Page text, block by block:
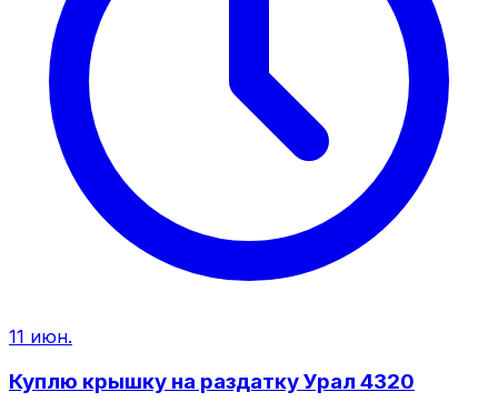
11 июн.
Куплю крышку на раздатку Урал 4320